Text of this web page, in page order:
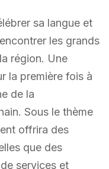
sa langue et
les grands
région. Une
la première fois à
de la
Sous le thème
offrira des
que des
services et